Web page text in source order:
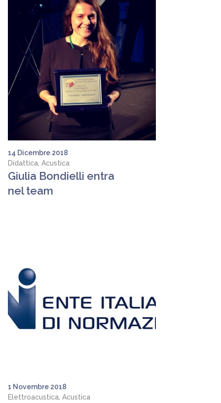
14 Dicembre 2018
Didattica, Acustica
Giulia Bondielli entra
nel team
1 Novembre 2018
Elettroacustica, Acustica